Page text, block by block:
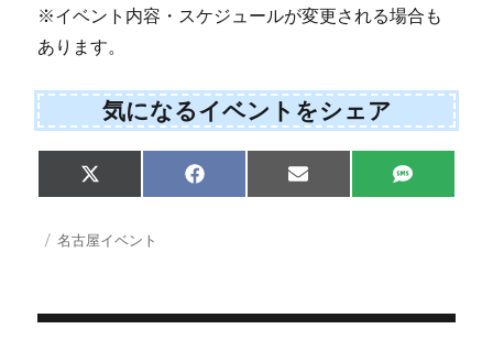
※イベント内容・スケジュールが変更される場合も
あります。
気になるイベントをシェア
Share
on
X
(
w
i
r
Share
on
F
a
Share
on
E
m
Share
on
S
M
投 カ
名古屋イベント